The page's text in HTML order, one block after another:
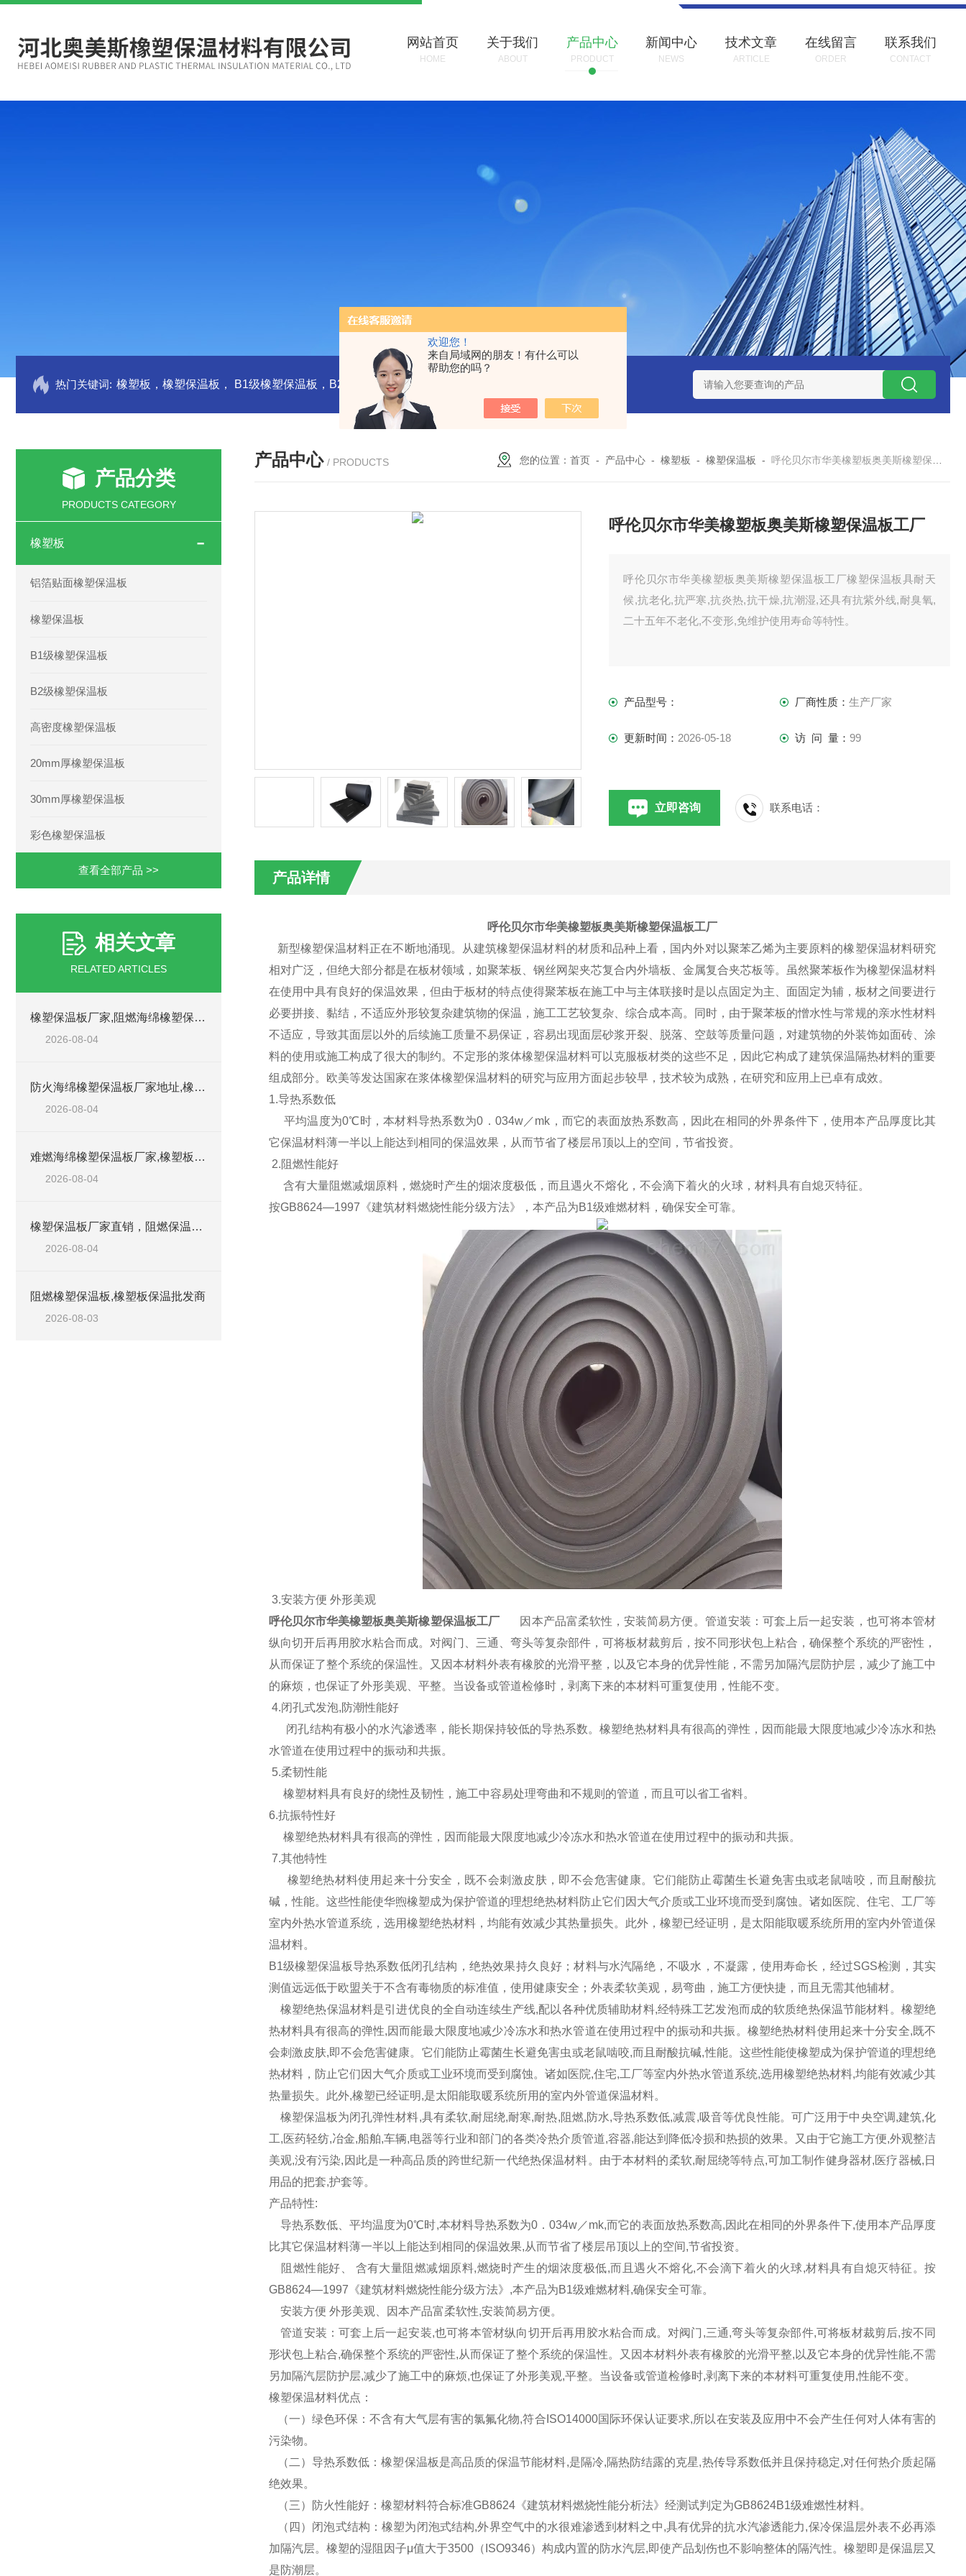
欢迎您！
来自局域网的朋友！有什么可以
帮助您的吗？
网站首页
HOME
关于我们
ABOUT
产品中心
PRODUCT
新闻中心
NEWS
技术文章
ARTICLE
在线留言
ORDER
联系我们
CONTACT
热门关键词:
产品分类
PRODUCTS CATEGORY
橡塑板
铝箔贴面橡塑保温板
橡塑保温板
B1级橡塑保温板
B2级橡塑保温板
高密度橡塑保温板
20mm厚橡塑保温板
30mm厚橡塑保温板
彩色橡塑保温板
查看全部产品 >>
相关文章
RELATED ARTICLES
橡塑保温板厂家,阻燃海绵橡塑保温板厂家出售
2026-08-04
防火海绵橡塑保温板厂家地址,橡塑批发商
2026-08-04
难燃海绵橡塑保温板厂家,橡塑板阻燃保温棉
2026-08-04
橡塑保温板厂家直销，阻燃保温橡塑板材
2026-08-04
阻燃橡塑保温板,橡塑板保温批发商
2026-08-03
产品中心 / PRODUCTS 您的位置：首页 - 产品中心 -橡塑板 -橡塑保温板 -呼伦贝尔市华美橡塑板奥美斯橡塑保温板工厂
呼伦贝尔市华美橡塑板奥美斯橡塑保温板工厂
呼伦贝尔市华美橡塑板奥美斯橡塑保温板工厂橡塑保温板具耐天
候,抗老化,抗严寒,抗炎热,抗干燥,抗潮湿,还具有抗紫外线,耐臭氧,
二十五年不老化,不变形,免维护使用寿命等特性。
产品型号： 厂商性质： 生产厂家
更新时间： 2026-05-18 访 问 量： 99
立即咨询 联系电话：
产品详情
呼伦贝尔市华美橡塑板奥美斯橡塑保温板工厂
新型橡塑保温材料正在不断地涌现。从建筑橡塑保温材料的材质和品种上看，国内外对以聚苯乙烯为主要原料的橡塑保温材料研究
相对广泛，但绝大部分都是在板材领域，如聚苯板、钢丝网架夹芯复合内外墙板、金属复合夹芯板等。虽然聚苯板作为橡塑保温材料
在使用中具有良好的保温效果，但由于板材的特点使得聚苯板在施工中与主体联接时是以点固定为主、面固定为辅，板材之间要进行
必要拼接、黏结，不适应外形较复杂建筑物的保温，施工工艺较复杂、综合成本高。同时，由于聚苯板的憎水性与常规的亲水性材料
不适应，导致其面层以外的后续施工质量不易保证，容易出现面层砂浆开裂、脱落、空鼓等质量问题，对建筑物的外装饰如面砖、涂
料的使用或施工构成了很大的制约。不定形的浆体橡塑保温材料可以克服板材类的这些不足，因此它构成了建筑保温隔热材料的重要
组成部分。欧美等发达国家在浆体橡塑保温材料的研究与应用方面起步较早，技术较为成熟，在研究和应用上已卓有成效。
1.导热系数低
平均温度为0℃时，本材料导热系数为0．034w／mk，而它的表面放热系数高，因此在相同的外界条件下，使用本产品厚度比其
它保温材料薄一半以上能达到相同的保温效果，从而节省了楼层吊顶以上的空间，节省投资。
2.阻燃性能好
含有大量阻燃减烟原料，燃烧时产生的烟浓度极低，而且遇火不熔化，不会滴下着火的火球，材料具有自熄灭特征。
按GB8624—1997《建筑材料燃烧性能分级方法》，本产品为B1级难燃材料，确保安全可靠。
3.安装方便 外形美观
呼伦贝尔市华美橡塑板奥美斯橡塑保温板工厂因本产品富柔软性，安装简易方便。管道安装：可套上后一起安装，也可将本管材
纵向切开后再用胶水粘合而成。对阀门、三通、弯头等复杂部件，可将板材裁剪后，按不同形状包上粘合，确保整个系统的严密性，
从而保证了整个系统的保温性。又因本材料外表有橡胶的光滑平整，以及它本身的优异性能，不需另加隔汽层防护层，减少了施工中
的麻烦，也保证了外形美观、平整。当设备或管道检修时，剥离下来的本材料可重复使用，性能不变。
4.闭孔式发泡,防潮性能好
闭孔结构有极小的水汽渗透率，能长期保持较低的导热系数。橡塑绝热材料具有很高的弹性，因而能最大限度地减少冷冻水和热
水管道在使用过程中的振动和共振。
5.柔韧性能
橡塑材料具有良好的绕性及韧性，施工中容易处理弯曲和不规则的管道，而且可以省工省料。
6.抗振特性好
橡塑绝热材料具有很高的弹性，因而能最大限度地减少冷冻水和热水管道在使用过程中的振动和共振。
7.其他特性
橡塑绝热材料使用起来十分安全，既不会刺激皮肤，即不会危害健康。它们能防止霉菌生长避免害虫或老鼠啮咬，而且耐酸抗
碱，性能。这些性能使华煦橡塑成为保护管道的理想绝热材料防止它们因大气介质或工业环境而受到腐蚀。诸如医院、住宅、工厂等
室内外热水管道系统，选用橡塑绝热材料，均能有效减少其热量损失。此外，橡塑已经证明，是太阳能取暖系统所用的室内外管道保
温材料。
B1级橡塑保温板导热系数低闭孔结构，绝热效果持久良好；材料与水汽隔绝，不吸水，不凝露，使用寿命长，经过SGS检测，其实
测值远远低于欧盟关于不含有毒物质的标准值，使用健康安全；外表柔软美观，易弯曲，施工方便快捷，而且无需其他辅材。
橡塑绝热保温材料是引进优良的全自动连续生产线,配以各种优质辅助材料,经特殊工艺发泡而成的软质绝热保温节能材料。橡塑绝
热材料具有很高的弹性,因而能最大限度地减少冷冻水和热水管道在使用过程中的振动和共振。橡塑绝热材料使用起来十分安全,既不
会刺激皮肤,即不会危害健康。它们能防止霉菌生长避免害虫或老鼠啮咬,而且耐酸抗碱,性能。这些性能使橡塑成为保护管道的理想绝
热材料，防止它们因大气介质或工业环境而受到腐蚀。诸如医院,住宅,工厂等室内外热水管道系统,选用橡塑绝热材料,均能有效减少其
热量损失。此外,橡塑已经证明,是太阳能取暖系统所用的室内外管道保温材料。
橡塑保温板为闭孔弹性材料,具有柔软,耐屈绕,耐寒,耐热,阻燃,防水,导热系数低,减震,吸音等优良性能。可广泛用于中央空调,建筑,化
工,医药轻纺,冶金,船舶,车辆,电器等行业和部门的各类冷热介质管道,容器,能达到降低冷损和热损的效果。又由于它施工方便,外观整洁
美观,没有污染,因此是一种高品质的跨世纪新一代绝热保温材料。由于本材料的柔软,耐屈绕等特点,可加工制作健身器材,医疗器械,日
用品的把套,护套等。
产品特性:
导热系数低、平均温度为0℃时,本材料导热系数为0．034w／mk,而它的表面放热系数高,因此在相同的外界条件下,使用本产品厚度
比其它保温材料薄一半以上能达到相同的保温效果,从而节省了楼层吊顶以上的空间,节省投资。
阻燃性能好、 含有大量阻燃减烟原料,燃烧时产生的烟浓度极低,而且遇火不熔化,不会滴下着火的火球,材料具有自熄灭特征。按
GB8624—1997《建筑材料燃烧性能分级方法》,本产品为B1级难燃材料,确保安全可靠。
安装方便 外形美观、因本产品富柔软性,安装简易方便。
管道安装：可套上后一起安装,也可将本管材纵向切开后再用胶水粘合而成。对阀门,三通,弯头等复杂部件,可将板材裁剪后,按不同
形状包上粘合,确保整个系统的严密性,从而保证了整个系统的保温性。又因本材料外表有橡胶的光滑平整,以及它本身的优异性能,不需
另加隔汽层防护层,减少了施工中的麻烦,也保证了外形美观,平整。当设备或管道检修时,剥离下来的本材料可重复使用,性能不变。
橡塑保温材料优点：
（一）绿色环保：不含有大气层有害的氯氟化物,符合ISO14000国际环保认证要求,所以在安装及应用中不会产生任何对人体有害的
污染物。
（二）导热系数低：橡塑保温板是高品质的保温节能材料,是隔冷,隔热防结露的克星,热传导系数低并且保持稳定,对任何热介质起隔
绝效果。
（三）防火性能好：橡塑材料符合标准GB8624《建筑材料燃烧性能分析法》经测试判定为GB8624B1级难燃性材料。
（四）闭泡式结构：橡塑为闭泡式结构,外界空气中的水很难渗透到材料之中,具有优异的抗水汽渗透能力,保冷保温层外表不必再添
加隔汽层。橡塑的湿阻因子μ值大于3500（ISO9346）构成内置的防水汽层,即使产品划伤也不影响整体的隔汽性。橡塑即是保温层又
是防潮层。